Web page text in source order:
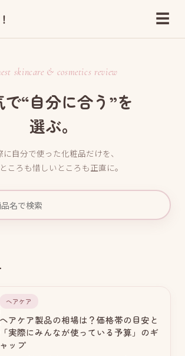
☰
skincare & cosmetics review
“自分に合う”を
選ぶ。
に自分で使った化粧品だけを、
ころも惜しいところも正直に。
ヘアケア
ヘアケア製品の相場は？価格帯の目安と
「実際にみんなが使っている予算」のギ
ャップ